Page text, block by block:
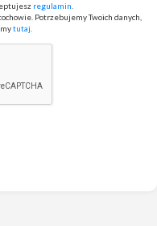
regulamin
Potrzebujemy Twoich danych,
tutaj